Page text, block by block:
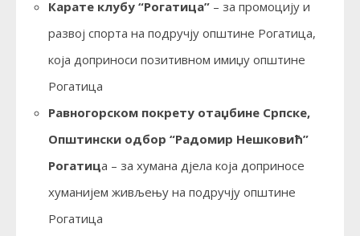
Карате клубу “Рогатица” – за промоцију и
развој спорта на подручју општине Рогатица,
која доприноси позитивном имиџу општине
Рогатица
Равногорском покрету отаџбине Српске,
Општински одбор “Радомир Нешковић”
Рогатица – за хумана дјела која доприносе
хуманијем живљењу на подручју општине
Рогатица